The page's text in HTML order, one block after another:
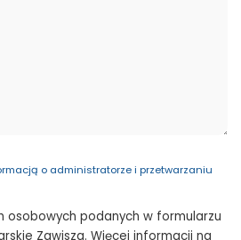
o administratorze i przetwarzaniu
osobowych podanych w formularzu
Zawisza. Więcej informacji na